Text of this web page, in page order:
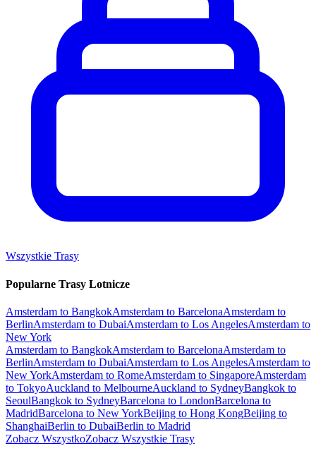
Wszystkie Trasy
Popularne Trasy Lotnicze
Amsterdam to BangkokAmsterdam to BarcelonaAmsterdam to
BerlinAmsterdam to DubaiAmsterdam to Los AngelesAmsterdam to
New York
Amsterdam to BangkokAmsterdam to BarcelonaAmsterdam to
BerlinAmsterdam to DubaiAmsterdam to Los AngelesAmsterdam to
New YorkAmsterdam to RomeAmsterdam to SingaporeAmsterdam
to TokyoAuckland to MelbourneAuckland to SydneyBangkok to
SeoulBangkok to SydneyBarcelona to LondonBarcelona to
MadridBarcelona to New YorkBeijing to Hong KongBeijing to
ShanghaiBerlin to DubaiBerlin to Madrid
Zobacz WszystkoZobacz Wszystkie Trasy